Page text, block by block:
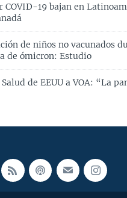
COVID-19 bajan en
de niños no vacunados
de ómicron: Estudio
de EEUU a VOA: “La